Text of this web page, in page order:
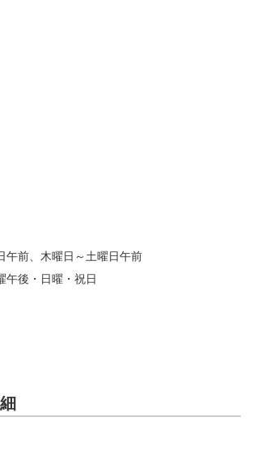
午前、木曜日～土曜日午前
午後・日曜・祝日